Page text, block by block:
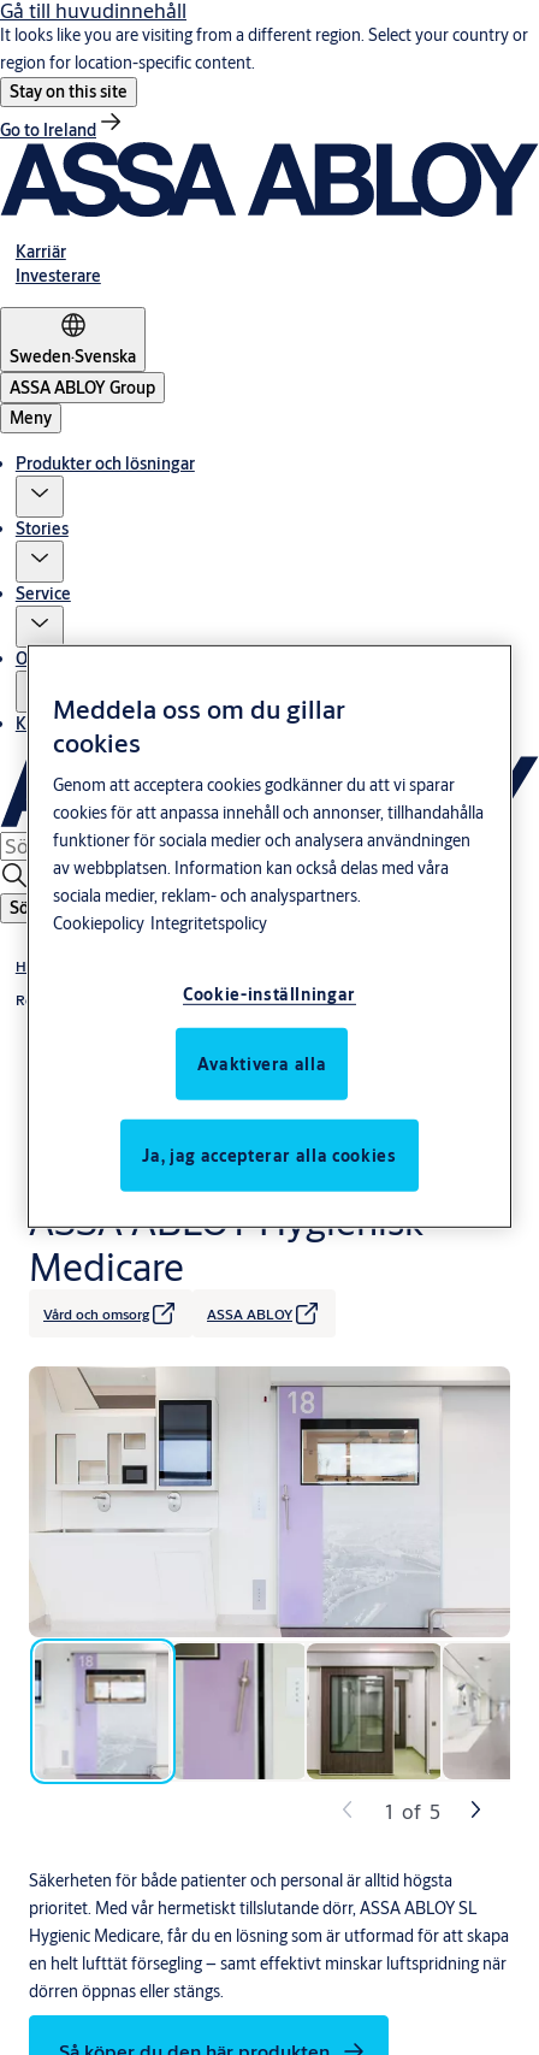
Gå till huvudinnehåll
It looks like you are visiting from a different region. Select your country or
region for location-specific content.
Stay on this site
Go to Ireland
Karriär
Investerare
Sweden·Svenska
ASSA ABLOY Group
Meny
Produkter och lösningar
Stories
Service
Om oss
Kontakta oss
Sök
Hermetiska dörrar
Rökskyddad skjutdörr
ASSA ABLOY Hygienisk
Medicare
Vård och omsorg ASSA ABLOY
Säkerheten för både patienter och personal är alltid högsta
prioritet. Med vår hermetiskt tillslutande dörr, ASSA ABLOY SL
Hygienic Medicare, får du en lösning som är utformad för att skapa
en helt lufttät försegling – samt effektivt minskar luftspridning när
dörren öppnas eller stängs.
1 of 5
Meddela oss om du gillar
cookies
Genom att acceptera cookies godkänner du att vi sparar
cookies för att anpassa innehåll och annonser, tillhandahålla
funktioner för sociala medier och analysera användningen
av webbplatsen. Information kan också delas med våra
sociala medier, reklam- och analyspartners.
Cookiepolicy Integritetspolicy
Cookie-inställningar
Avaktivera alla
Ja, jag accepterar alla cookies